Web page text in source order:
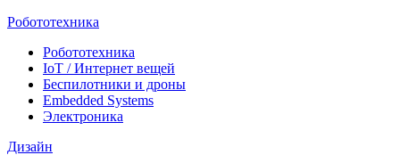
Робототехника
Робототехника
IoT / Интернет вещей
Беспилотники и дроны
Embedded Systems
Электроника
Дизайн